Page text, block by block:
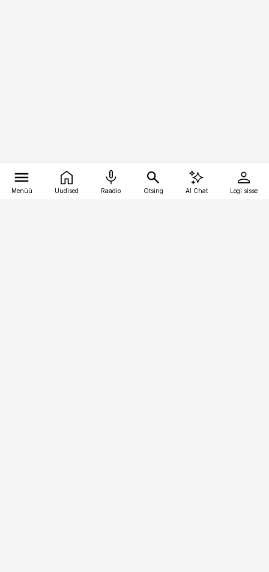
Menüü Uudised Raadio Otsing AI Chat Logi sisse